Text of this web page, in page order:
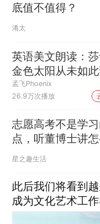
底值不值得？
淆太
英语美文朗读：
金色太阳从未如此
过
孟飞Phoenix
26.9万次播放
志愿高考不是学
点，听董博士讲
待高考
星之趣生活
此后我们将看到
成为文化艺术工